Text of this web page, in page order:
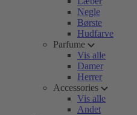
Negle
Børste
Hudfarve
Parfume
Vis alle
Damer
Herrer
Accessories
Vis alle
Andet